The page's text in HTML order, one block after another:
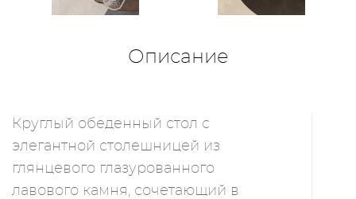
Описание
Круглый обеденный стол с
элегантной столешницей из
глянцевого глазурованного
лавового камня, сочетающий в